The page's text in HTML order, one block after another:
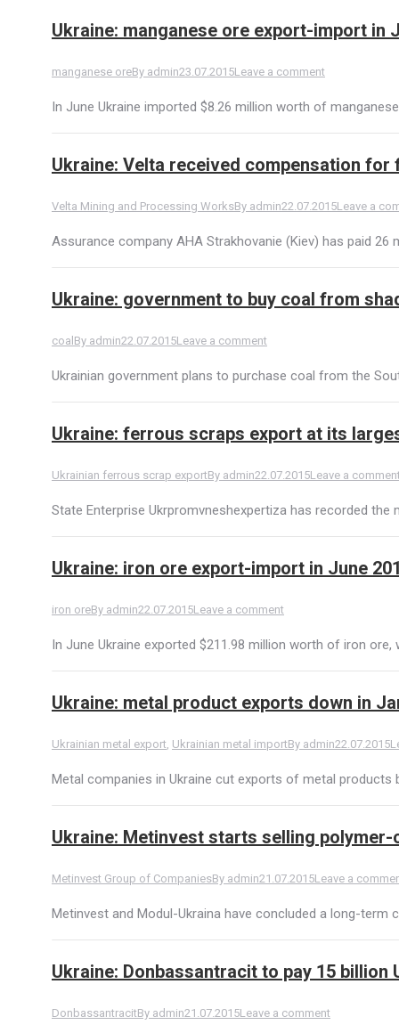
Ukraine: manganese ore export-import in
manganese oreBy admin23.07.2015Leave a comment
In June Ukraine imported $8.26 million worth of
Ukraine: Velta received compensation for
Velta Mining and Processing WorksBy admin22.07.2015Leave a
Assurance company AHA Strakhovanie (Kiev) has paid
Ukraine: government to buy coal from
coal By admin22.07.2015Leave a comment
Ukrainian government plans to purchase coal from the
Ukraine: ferrous scraps export at its
Ukrainian ferrous scrap exportBy admin22.07.2015Leave a
State Enterprise Ukrpromvneshexpertiza has recorded
Ukraine: iron ore export-import in June
iron oreBy admin22.07.2015Leave a comment
In June Ukraine exported $211.98 million worth of iron
Ukraine: metal product exports down in
Ukrainian metal export Ukrainian metal importBy admin22.07.2015
Metal companies in Ukraine cut exports of metal products
Ukraine: Metinvest starts selling
Metinvest Group of CompaniesBy admin21.07.2015Leave a
Metinvest and Modul-Ukraina have concluded a long-
Ukraine: Donbassantracit to pay 15 billion
DonbassantracitBy admin21.07.2015Leave a comment